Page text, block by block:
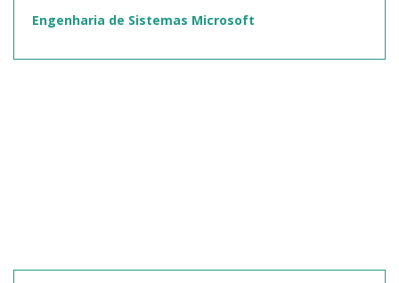
Engenharia de Sistemas Microsoft